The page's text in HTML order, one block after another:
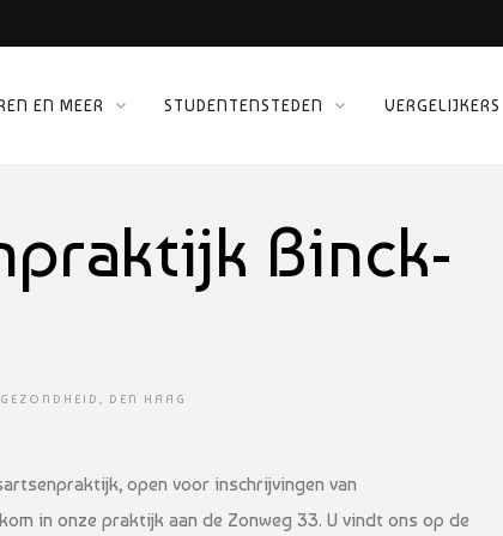
EN MEER STUDENTENSTEDEN VERGELIJKERS
Binck-
GEZONDHEID DEN HAAG
open voor inschrijvingen van
in onze praktijk aan de Zonweg 33. U vindt ons op de